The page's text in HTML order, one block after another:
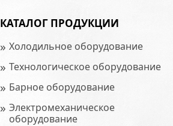
КАТАЛОГ ПРОДУКЦИИ
» Холодильное оборудование
» Технологическое оборудование
» Барное оборудование
» Электромеханическое
оборудование